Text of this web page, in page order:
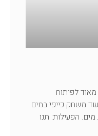
לפיתוח
משחק כייפי במים
הפעילות: תנו